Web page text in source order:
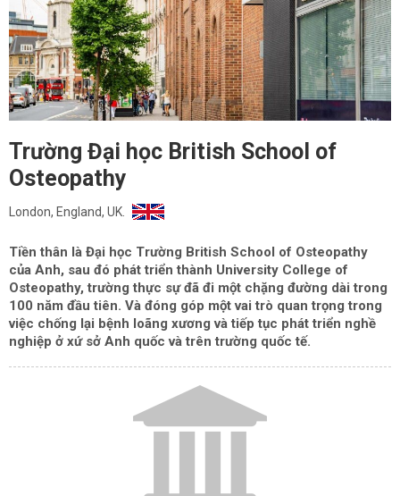
Trường Đại học British School of
Osteopathy
London, England, UK.
Tiền thân là Đại học Trường British School of Osteopathy
của Anh, sau đó phát triển thành University College of
Osteopathy, trường thực sự đã đi một chặng đường dài trong
100 năm đầu tiên. Và đóng góp một vai trò quan trọng trong
việc chống lại bệnh loãng xương và tiếp tục phát triển nghề
nghiệp ở xứ sở Anh quốc và trên trường quốc tế.